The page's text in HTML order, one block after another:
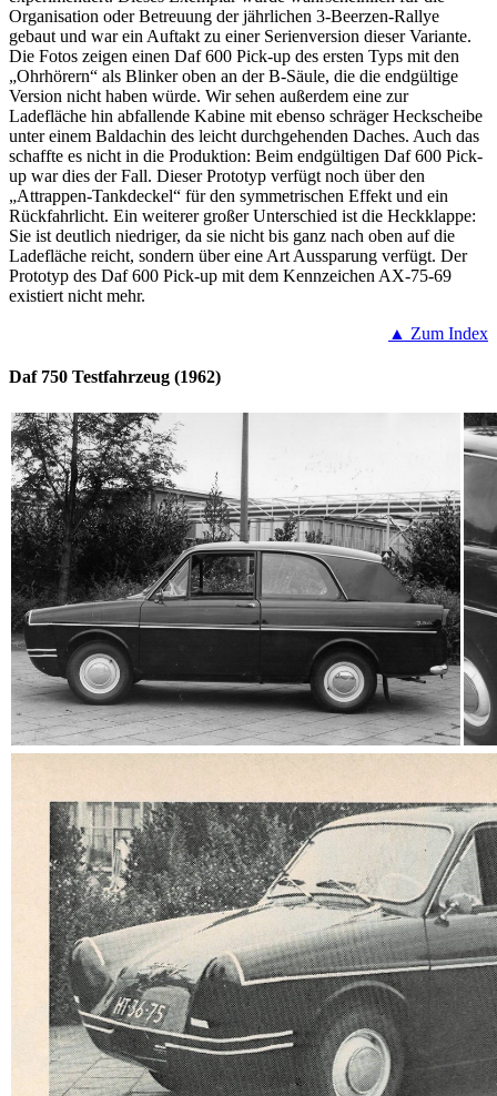
Organisation oder Betreuung der jährlichen 3-Beerzen-Rallye
gebaut und war ein Auftakt zu einer Serienversion dieser Variante.
Die Fotos zeigen einen Daf 600 Pick-up des ersten Typs mit den
„Ohrhörern“ als Blinker oben an der B-Säule, die die endgültige
Version nicht haben würde. Wir sehen außerdem eine zur
Ladefläche hin abfallende Kabine mit ebenso schräger Heckscheibe
unter einem Baldachin des leicht durchgehenden Daches. Auch das
schaffte es nicht in die Produktion: Beim endgültigen Daf 600 Pick-
up war dies der Fall. Dieser Prototyp verfügt noch über den
„Attrappen-Tankdeckel“ für den symmetrischen Effekt und ein
Rückfahrlicht. Ein weiterer großer Unterschied ist die Heckklappe:
Sie ist deutlich niedriger, da sie nicht bis ganz nach oben auf die
Ladefläche reicht, sondern über eine Art Aussparung verfügt. Der
Prototyp des Daf 600 Pick-up mit dem Kennzeichen AX-75-69
existiert nicht mehr.
▲ Zum Index
Daf 750 Testfahrzeug (1962)